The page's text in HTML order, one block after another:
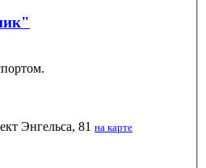
Энгельса, 81 на карте